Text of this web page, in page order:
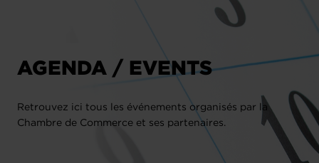
AGENDA / EVENTS
Retrouvez ici tous les événements organisés par la
Chambre de Commerce et ses partenaires.